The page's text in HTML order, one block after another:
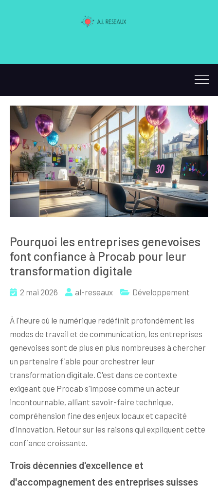
Pourquoi les entreprises genevoises
font confiance à Procab pour leur
transformation digitale
2 mai 2026 al-reseaux Développement
À l'heure où le numérique redéfinit profondément les
modes de travail et de communication, les entreprises
genevoises sont de plus en plus nombreuses à chercher
un partenaire fiable pour orchestrer leur
transformation digitale. C'est dans ce contexte
exigeant que Procab s'impose comme un acteur
incontournable, alliant savoir-faire technique,
compréhension fine des enjeux locaux et capacité
d'innovation. Retour sur les raisons qui expliquent cette
confiance croissante.
Trois décennies d'excellence et
d'accompagnement des entreprises suisses